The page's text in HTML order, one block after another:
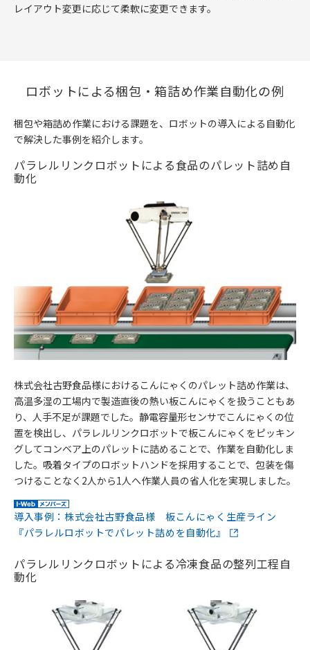
レイアウト変更に応じて柔軟に変更できます。
ロボットによる梱包・箱詰め作業自動化の例
梱包や箱詰め作業における課題を、ロボットの導入による自動化
で解決した事例を紹介します。
パラレルリンクロボットによる食品のパレット詰め自
動化
株式会社古野食品様におけるこんにゃくのパレット詰め作業は、
高温多湿の工場内で製造直後の熱い板こんにゃくを扱うこともあ
り、人手不足が課題でした。静電容量形センサでこんにゃくの位
置を検出し、パラレルリンクロボットで板こんにゃくをピッキン
グしてコンベア上のパレットに詰めることで、作業を自動化しま
した。吸着タイプのロボットハンドを採用することで、包装を傷
つけることなく2人から1人へ作業人員の省人化を実現しました。
導入事例：株式会社古野食品様 板こんにゃく生産ライン
『パラレルロボットでパレット詰めを自動化』
パラレルリンクロボットによる冷凍食品の整列工程自
動化